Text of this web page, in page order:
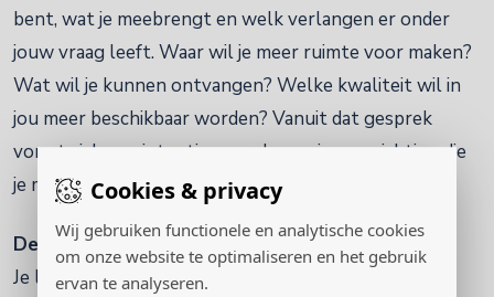
Cookies & privacy
Wij gebruiken functionele en analytische cookies
om onze website te optimaliseren en het gebruik
ervan te analyseren.
bent, wat je meebrengt en welk verlangen er onder
jouw vraag leeft. Waar wil je meer ruimte voor maken?
Wat wil je kunnen ontvangen? Welke kwaliteit wil in
jou meer beschikbaar worden? Vanuit dat gesprek
vormt zich een intentie voor de sessie, een richting die
je mee naar binnen neemt.
De verbonden ademhaling
Je ligt op een matras. Je laat de adem verbonden